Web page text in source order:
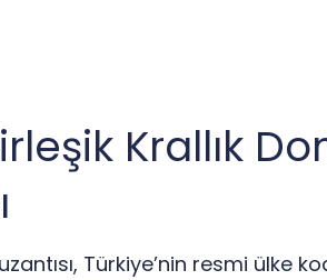
Krallık
Türkiye’nin resmi ülke